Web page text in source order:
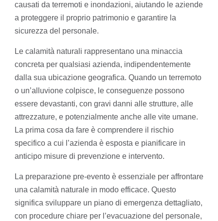
causati da terremoti e inondazioni, aiutando le aziende
a proteggere il proprio patrimonio e garantire la
sicurezza del personale.
Le calamità naturali rappresentano una minaccia
concreta per qualsiasi azienda, indipendentemente
dalla sua ubicazione geografica. Quando un terremoto
o un’alluvione colpisce, le conseguenze possono
essere devastanti, con gravi danni alle strutture, alle
attrezzature, e potenzialmente anche alle vite umane.
La prima cosa da fare è comprendere il rischio
specifico a cui l’azienda è esposta e pianificare in
anticipo misure di prevenzione e intervento.
La preparazione pre-evento è essenziale per affrontare
una calamità naturale in modo efficace. Questo
significa sviluppare un piano di emergenza dettagliato,
con procedure chiare per l’evacuazione del personale,